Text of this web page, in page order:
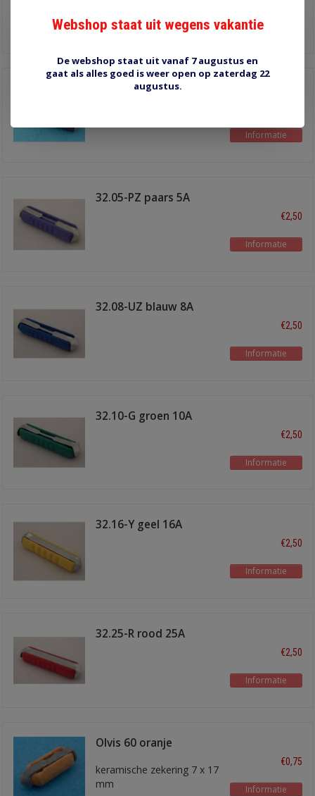
Informatie
56.25-N bruin 25A
Informatie
32.05-PZ paars 5A
€2,50
Informatie
32.08-UZ blauw 8A
€2,50
Informatie
32.10-G groen 10A
€2,50
Informatie
32.16-Y geel 16A
€2,50
Informatie
32.25-R rood 25A
€2,50
Informatie
Olvis 60 oranje
keramische zekering 7 x 17
mm
€0,75
Informatie
Webshop staat uit wegens vakantie
De webshop staat uit vanaf 7 augustus en
gaat als alles goed is weer open op zaterdag 22
augustus.